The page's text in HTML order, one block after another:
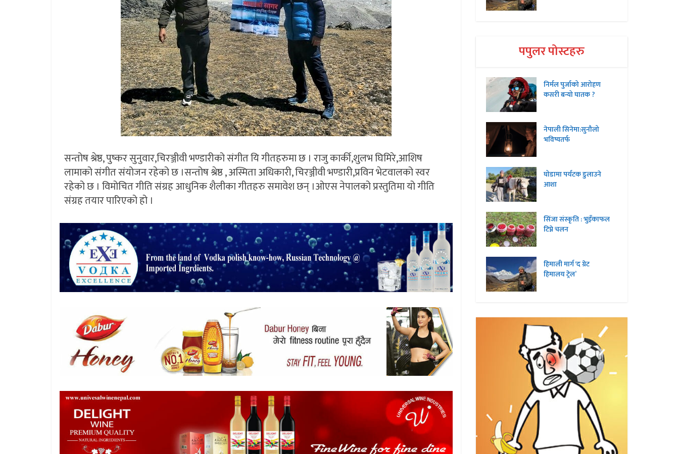
सन्तोष श्रेष्ठ, पुष्कर सुनुवार,चिरञ्जीवी भण्डारीको संगीत यि गीतहरुमा छ । राजु कार्की,शुलभ घिमिरे,आशिष
लामाको संगीत संयोजन रहेको छ ।सन्तोष श्रेष्ठ , अस्मिता अधिकारी, चिरञ्जीवी भण्डारी,प्रविन भेटवालको स्वर
रहेको छ । विमोचित गीति संग्रह आधुनिक शैलीका गीतहरु समावेश छन् ।ओएस नेपालको प्रस्तुतिमा यो गीति
संग्रह तयार पारिएको हो ।
पपुलर पोस्टहरु
निर्मल पुर्जाको आरोहण
कसरी बन्यो घातक ?
नेपाली सिनेमा:सुनौलो
भविष्यतर्फ
घोडामा पर्यटक डुलाउने
आशा
सिंजा संस्कृति : भुइँकाफल
टिप्ने चलन
हिमाली मार्ग ‘द ग्रेट
हिमालय ट्रेल’